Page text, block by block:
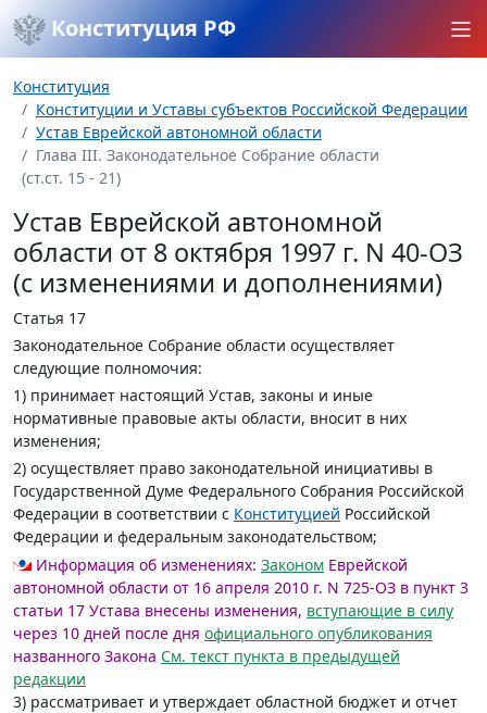
Конституция РФ
Конституция
Конституции и Уставы субъектов Российской Федерации
Устав Еврейской автономной области
Глава III. Законодательное Собрание области
(ст.ст. 15 - 21)
Устав Еврейской автономной
области от 8 октября 1997 г. N 40-ОЗ
(с изменениями и дополнениями)
Статья 17
Законодательное Собрание области осуществляет
следующие полномочия:
1) принимает настоящий Устав, законы и иные
нормативные правовые акты области, вносит в них
изменения;
2) осуществляет право законодательной инициативы в
Государственной Думе Федерального Собрания Российской
Федерации в соответствии с Конституцией Российской
Федерации и федеральным законодательством;
Информация об изменениях: Законом Еврейской
автономной области от 16 апреля 2010 г. N 725-ОЗ в пункт 3
статьи 17 Устава внесены изменения, вступающие в силу
через 10 дней после дня официального опубликования
названного Закона См. текст пункта в предыдущей
редакции
3) рассматривает и утверждает областной бюджет и отчет